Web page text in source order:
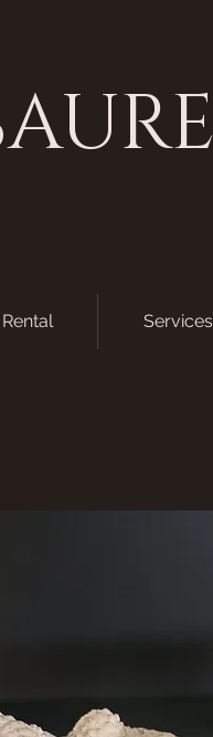
Rental Services